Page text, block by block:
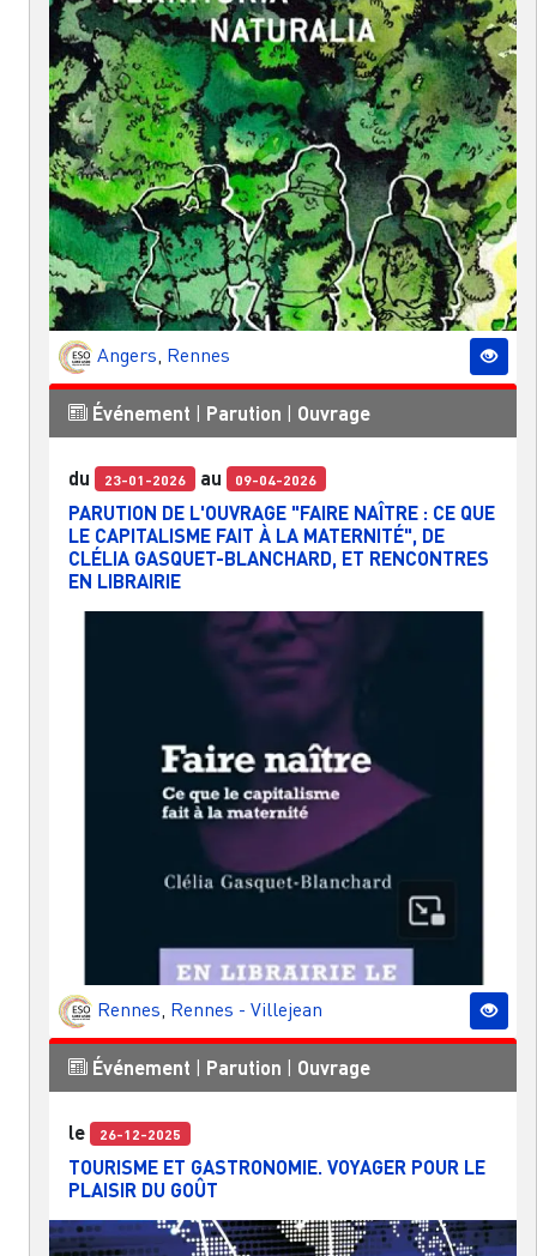
Angers Rennes
Événement | Parution | Ouvrage
du 23-01-2026 au 09-04-2026
PARUTION DE L'OUVRAGE "FAIRE NAÎTRE : CE QUE
LE CAPITALISME FAIT À LA MATERNITÉ", DE
CLÉLIA GASQUET-BLANCHARD, ET RENCONTRES
EN LIBRAIRIE
Rennes Rennes - Villejean
Événement | Parution | Ouvrage
le 26-12-2025
TOURISME ET GASTRONOMIE. VOYAGER POUR LE
PLAISIR DU GOÛT